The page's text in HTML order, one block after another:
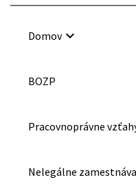
Domovkeyboard_arrow_down
BOZP
Pracovnoprávne
Nelegálne